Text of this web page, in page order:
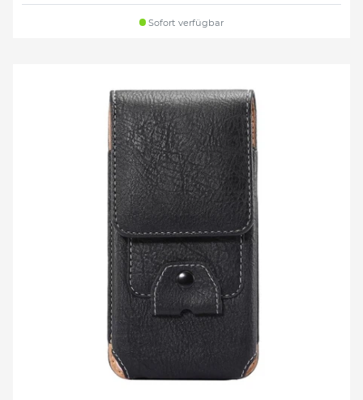
Sofort verfügbar